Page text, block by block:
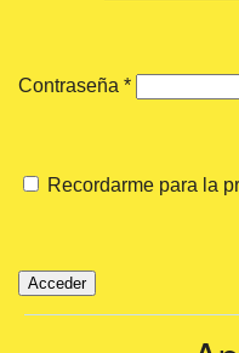
Contraseña *
Recordarme para la